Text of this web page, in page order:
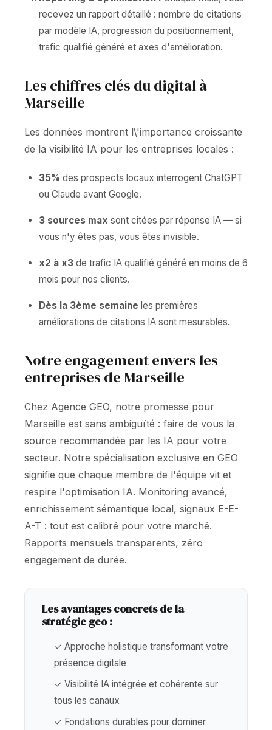
recevez un rapport détaillé : nombre de citations
par modèle IA, progression du positionnement,
trafic qualifié généré et axes d'amélioration.
Les chiffres clés du digital à
Marseille
Les données montrent l\'importance croissante
de la visibilité IA pour les entreprises locales :
35% des prospects locaux interrogent ChatGPT
ou Claude avant Google.
3 sources max sont citées par réponse IA — si
vous n'y êtes pas, vous êtes invisible.
x2 à x3 de trafic IA qualifié généré en moins de 6
mois pour nos clients.
Dès la 3ème semaine les premières
améliorations de citations IA sont mesurables.
Notre engagement envers les
entreprises de Marseille
Chez Agence GEO, notre promesse pour
Marseille est sans ambiguïté : faire de vous la
source recommandée par les IA pour votre
secteur. Notre spécialisation exclusive en GEO
signifie que chaque membre de l'équipe vit et
respire l'optimisation IA. Monitoring avancé,
enrichissement sémantique local, signaux E-E-
A-T : tout est calibré pour votre marché.
Rapports mensuels transparents, zéro
engagement de durée.
Les avantages concrets de la
stratégie geo :
✓ Approche holistique transformant votre
présence digitale
✓ Visibilité IA intégrée et cohérente sur
tous les canaux
✓ Fondations durables pour dominer